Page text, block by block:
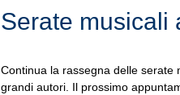
Serate musicali
Continua la rassegna delle serate
grandi autori. Il prossimo